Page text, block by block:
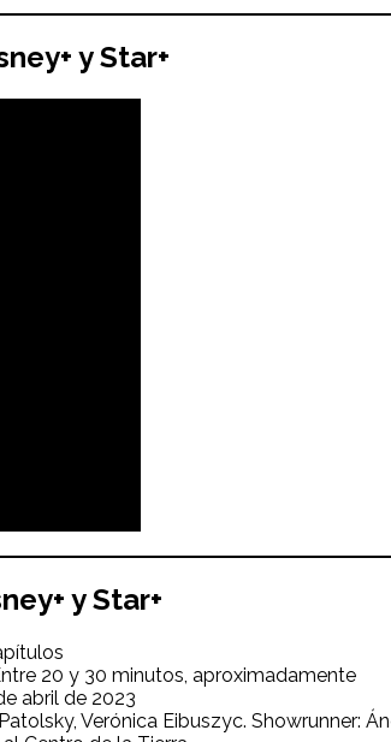
y Star+
y Star+
20 y 30 minutos, aproximadamente
abril de 2023
Verónica Eibuszyc. Showrunner: